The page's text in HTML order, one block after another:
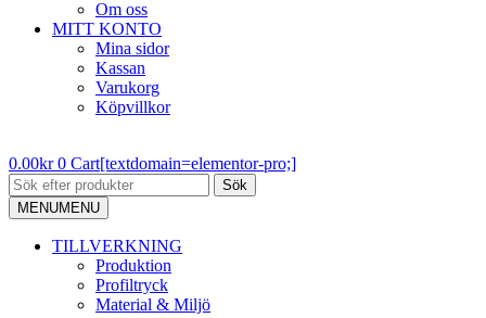
Om oss
MITT KONTO
Mina sidor
Kassan
Varukorg
Köpvillkor
0.00kr 0 Cart[textdomain=elementor-pro;]
Sök
MENUMENU
TILLVERKNING
Produktion
Profiltryck
Material & Miljö